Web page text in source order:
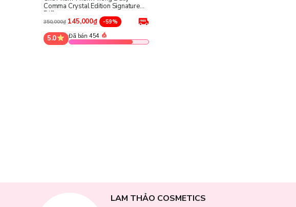
⇒ Mang lại cảm giác thư giãn, ấm áp và dễ chịu sau một ngày dài học tập, làm việc
Comma Crystal Edition Signature
Diffuser
350,000₫ 145,000₫ -59%
5.0 Đã bán 454
LAM THẢO COSMETICS